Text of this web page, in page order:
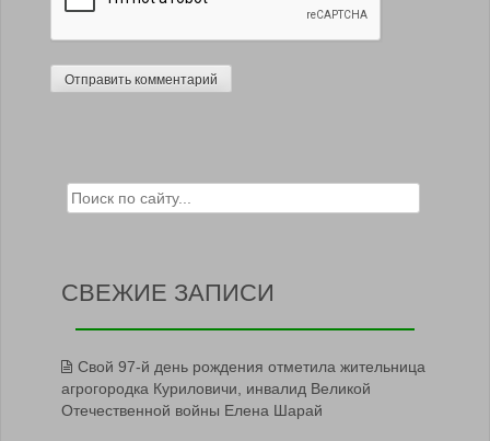
Search for:
СВЕЖИЕ ЗАПИСИ
Свой 97-й день рождения отметила жительница
агрогородка Куриловичи, инвалид Великой
Отечественной войны Елена Шарай